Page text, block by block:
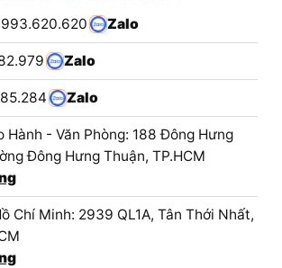
Zalo
Zalo
Zalo
Hành - Văn Phòng: 188 Đông Hưng
Đông Hưng Thuận, TP.HCM
Chí Minh: 2939 QL1A, Tân Thới Nhất,